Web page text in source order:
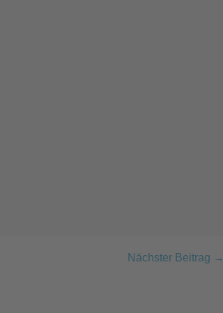
Nächster Beitrag →